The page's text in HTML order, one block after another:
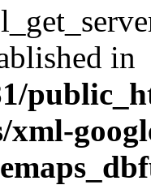
in
xml-